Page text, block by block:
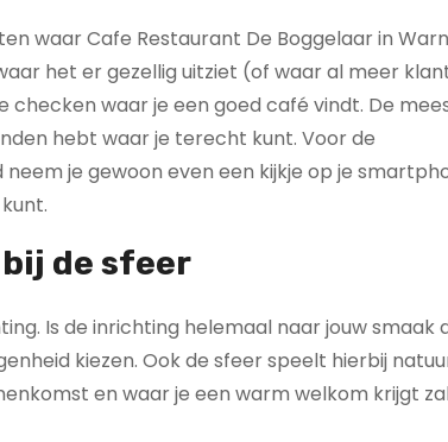
waar Cafe Restaurant De Boggelaar in
het er gezellig uitziet (of waar al meer
waar je een goed café vindt. De
hebt waar je terecht kunt. Voor de
je gewoon even een kijkje op je
de sfeer
Is de inrichting helemaal naar jouw smaak
kiezen. Ook de sfeer speelt hierbij
en waar je een warm welkom krijgt